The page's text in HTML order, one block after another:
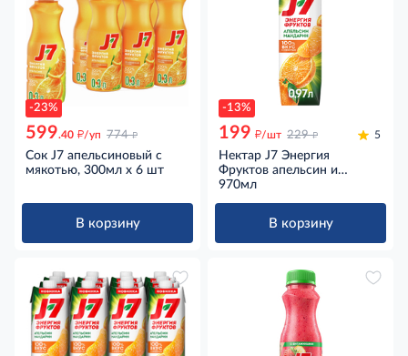
-23%
599.40 д/уп 774 д
Сок J7 апельсиновый с
мякотью, 300мл х 6 шт
В корзину
-13%
199 д/шт 229 д 5
Нектар J7 Энергия
Фруктов апельсин и
мандарин с мякотью,
970мл
В корзину